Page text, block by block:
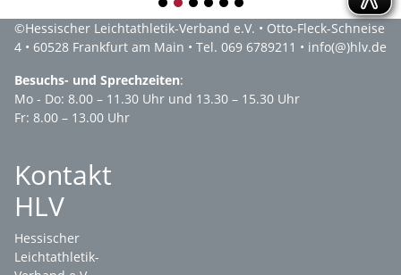
1 2 3 4 5 6
©Hessischer Leichtathletik-Verband e.V. • Otto-Fleck-Schneise
4 • 60528 Frankfurt am Main • Tel. 069 6789211 • info(@)hlv.de
Besuchs- und Sprechzeiten:
Mo - Do: 8.00 – 11.30 Uhr und 13.30 – 15.30 Uhr
Fr: 8.00 – 13.00 Uhr
Kontakt
HLV
Hessischer
Leichtathletik-